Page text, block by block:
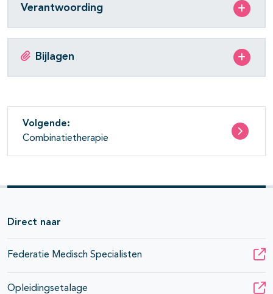
Verantwoording
Bijlagen
Volgende:
Combinatietherapie
Direct naar
Federatie Medisch Specialisten
Opleidingsetalage